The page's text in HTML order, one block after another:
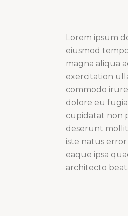
Lorem ipsum
eiusmod
magna aliqua
exercitation
commodo
dolore eu
cupidatat non
deserunt
iste natus
eaque ipsa
architecto